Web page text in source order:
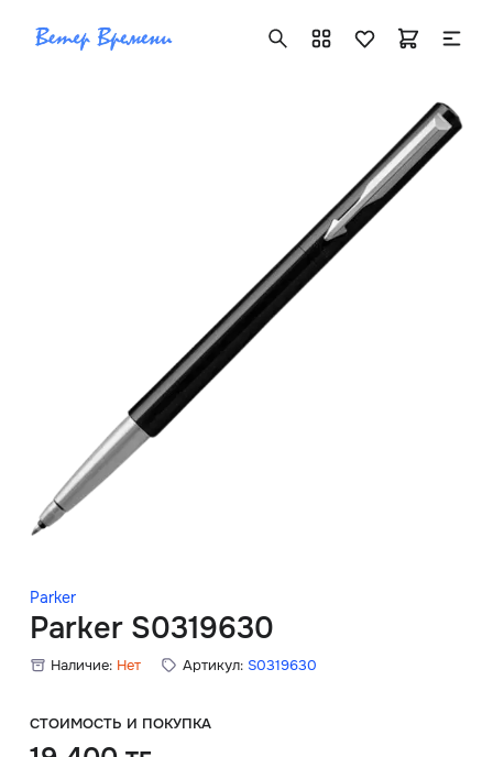
Parker
Parker S0319630
Наличие: Нет Артикул: S0319630
СТОИМОСТЬ И ПОКУПКА
+7 ( 705 ) 181-42-50
info@vetervremeni.kz
Авторизация
Каталог
Главная
О нас